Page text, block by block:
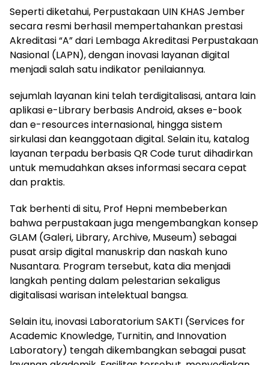
Seperti diketahui, Perpustakaan UIN KHAS Jember
secara resmi berhasil mempertahankan prestasi
Akreditasi “A” dari Lembaga Akreditasi Perpustakaan
Nasional (LAPN), dengan inovasi layanan digital
menjadi salah satu indikator penilaiannya.
sejumlah layanan kini telah terdigitalisasi, antara lain
aplikasi e-Library berbasis Android, akses e-book
dan e-resources internasional, hingga sistem
sirkulasi dan keanggotaan digital. Selain itu, katalog
layanan terpadu berbasis QR Code turut dihadirkan
untuk memudahkan akses informasi secara cepat
dan praktis.
Tak berhenti di situ, Prof Hepni membeberkan
bahwa perpustakaan juga mengembangkan konsep
GLAM (Galeri, Library, Archive, Museum) sebagai
pusat arsip digital manuskrip dan naskah kuno
Nusantara. Program tersebut, kata dia menjadi
langkah penting dalam pelestarian sekaligus
digitalisasi warisan intelektual bangsa.
Selain itu, inovasi Laboratorium SAKTI (Services for
Academic Knowledge, Turnitin, and Innovation
Laboratory) tengah dikembangkan sebagai pusat